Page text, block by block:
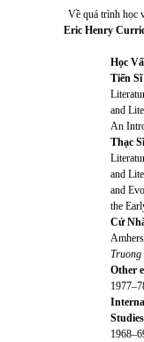
Về quá trình học
Eric Henry
Học
Tiến
and
An
Thạc
and
and
the
Cử
Truong
Other